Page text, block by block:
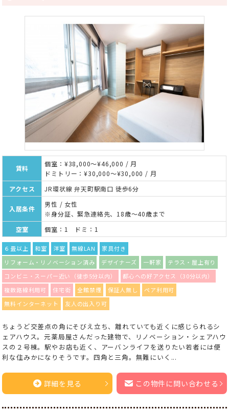
賃料
個室：¥38,000～¥46,000 / 月
ドミトリー：¥30,000～¥30,000 / 月
アクセス
JR環状線 弁天町駅南口 徒歩6分
入居条件
男性 / 女性
※身分証、緊急連絡先、18歳～40歳まで
空室
個室：1 ドミ：1
６畳以上 和室 洋室 無線LAN
家具付き
リフォーム・リノベーション済み
デザイナーズ 一軒家
テラス・屋上有り
コンビニ・スーパー近い（徒歩5分以内）
都心への好アクセス（30分以内）
複数路線利用可
住宅街 全館禁煙 保証人無し
ペア利用可
無料インターネット
友人の出入り可
ちょうど交差点の角にそびえ立ち、離れていても近くに感じられるシ
ェアハウス。元薬局屋さんだった建物で、リノベーション・シェアハウ
スの２号棟。駅やお店も近く、アーバンライフを送りたい若者には便
利な住みかになりそうです。四角と三角。無難にいく...
詳細を見る この物件に問い合わせる